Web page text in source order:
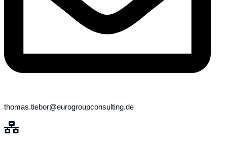
thomas.tiebor@eurogroupconsulting.de